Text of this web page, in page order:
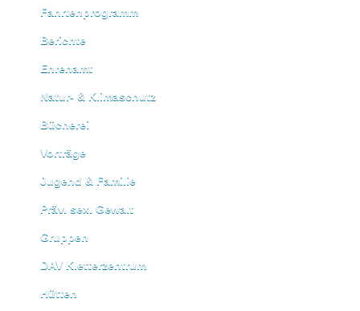
Fahrtenprogramm
Berichte
Ehrenamt
Natur- & Klimaschutz
Bücherei
Vorträge
Jugend & Familie
Präv. sex. Gewalt
Gruppen
DAV Kletterzentrum
Hütten